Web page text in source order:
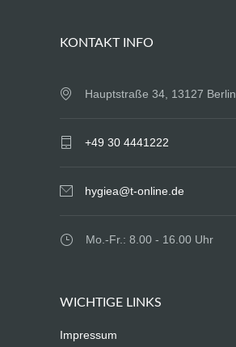
KONTAKT INFO
Hauptstraße 34, 13127 Berlin
+49 30 4441222
hygiea@t-online.de
Mo.-Fr.: 8.00 - 16.00 Uhr
WICHTIGE LINKS
Impressum